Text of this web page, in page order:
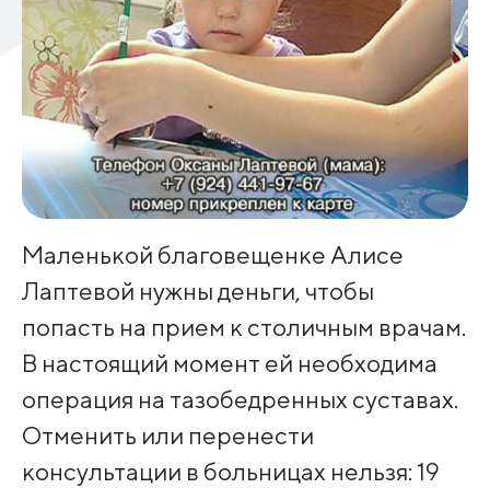
Маленькой благовещенке Алисе
Лаптевой нужны деньги, чтобы
попасть на прием к столичным врачам.
В настоящий момент ей необходима
операция на тазобедренных суставах.
Отменить или перенести
консультации в больницах нельзя: 19